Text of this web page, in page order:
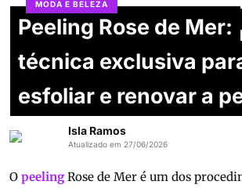
MODA E BELEZA
Peeling Rose de Mer:
técnica exclusiva
esfoliar e renovar a
Isla Ramos
Atualizado em 27/06/2026
O peelingRose de Mer é um dos